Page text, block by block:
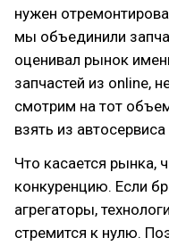
нужен
мы объединили
оценивал рынок
запчастей из online,
смотрим на тот
взять из
Что касается рынка,
конкуренцию. Если
агрегаторы,
стремится к нулю.